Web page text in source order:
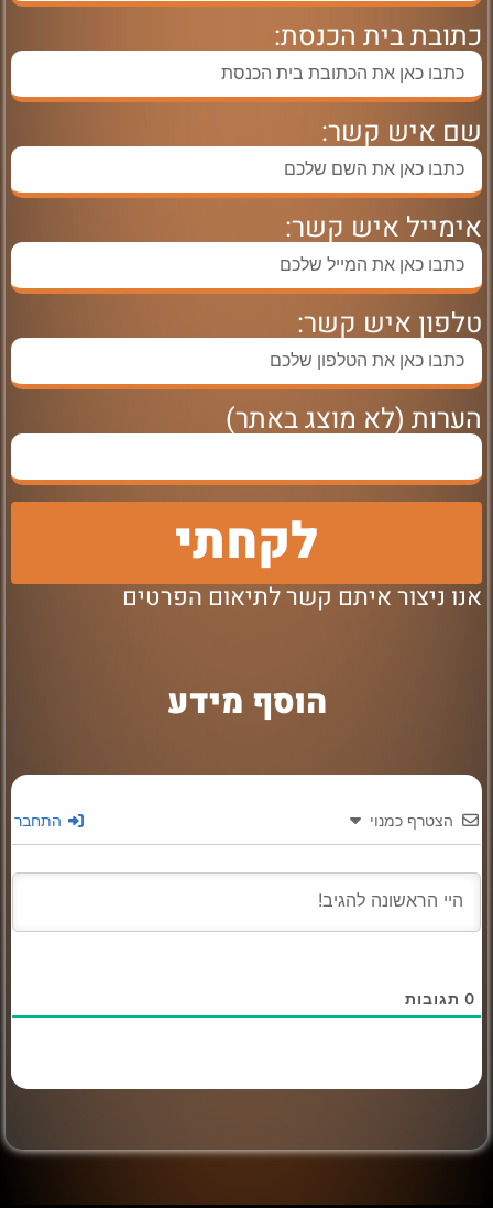
כתובת בית הכנסת:
שם איש קשר:
אימייל איש קשר:
טלפון איש קשר:
הערות (לא מוצג באתר)
לקחתי
אנו ניצור איתם קשר לתיאום הפרטים
הוסף מידע
הצטרף כמנוי התחבר
0 תגובות